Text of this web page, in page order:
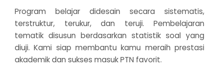
Program belajar didesain secara sistematis,
terstruktur, terukur, dan teruji. Pembelajaran
tematik disusun berdasarkan statistik soal yang
diuji. Kami siap membantu kamu meraih prestasi
akademik dan sukses masuk PTN favorit.